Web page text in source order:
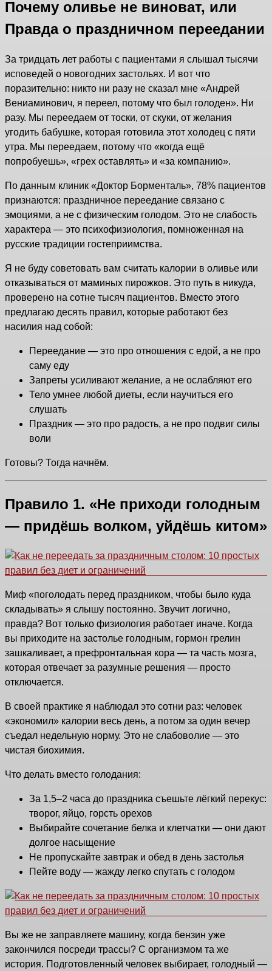
Почему оливье не виноват, или
Правда о праздничном переедании
За тридцать лет работы с пациентами я слышал тысячи
исповедей о новогодних застольях. И вот что
поразительно: никто ни разу не сказал мне «Андрей
Вениаминович, я переел, потому что был голоден». Ни
разу. Мы переедаем от тоски, от скуки, от желания
угодить бабушке, которая готовила этот холодец с пяти
утра. Мы переедаем, потому что «когда ещё
попробуешь», «грех оставлять» и «за компанию».
По данным клиник «Доктор Борменталь», 78% пациентов
признаются: праздничное переедание связано с
эмоциями, а не с физическим голодом. Это не слабость
характера — это психофизиология, помноженная на
русские традиции гостеприимства.
Я не буду советовать вам считать калории в оливье или
отказываться от маминых пирожков. Это путь в никуда,
проверено на сотне тысяч пациентов. Вместо этого
предлагаю десять правил, которые работают без
насилия над собой:
Переедание — это про отношения с едой, а не про
саму еду
Запреты усиливают желание, а не ослабляют его
Тело умнее любой диеты, если научиться его
слушать
Праздник — это про радость, а не про подвиг силы
воли
Готовы? Тогда начнём.
Правило 1. «Не приходи голодным
— придёшь волком, уйдёшь китом»
Миф «поголодать перед праздником, чтобы было куда
складывать» я слышу постоянно. Звучит логично,
правда? Вот только физиология работает иначе. Когда
вы приходите на застолье голодным, гормон грелин
зашкаливает, а префронтальная кора — та часть мозга,
которая отвечает за разумные решения — просто
отключается.
В своей практике я наблюдал это сотни раз: человек
«экономил» калории весь день, а потом за один вечер
съедал недельную норму. Это не слабоволие — это
чистая биохимия.
Что делать вместо голодания:
За 1,5–2 часа до праздника съешьте лёгкий перекус:
творог, яйцо, горсть орехов
Выбирайте сочетание белка и клетчатки — они дают
долгое насыщение
Не пропускайте завтрак и обед в день застолья
Пейте воду — жажду легко спутать с голодом
Вы же не заправляете машину, когда бензин уже
закончился посреди трассы? С организмом та же
история. Подготовленный человек выбирает, голодный —